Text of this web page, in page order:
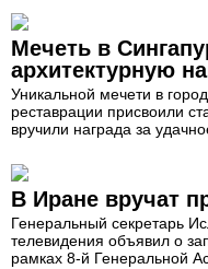
Мечеть в
архитектурную
Уникальной мечети в
реставрации присвоили
вручили награда за
В Иране вручат
Генеральный секретарь
телевидения объявил о
рамках 8-й Генеральной